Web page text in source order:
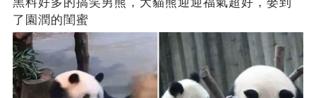
了園潤的閨蜜